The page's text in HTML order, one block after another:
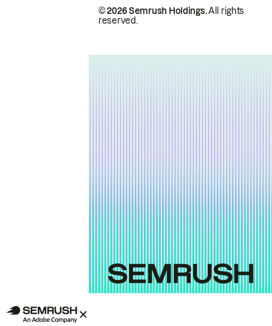
© 2026 Semrush Holdings.All rights
reserved.